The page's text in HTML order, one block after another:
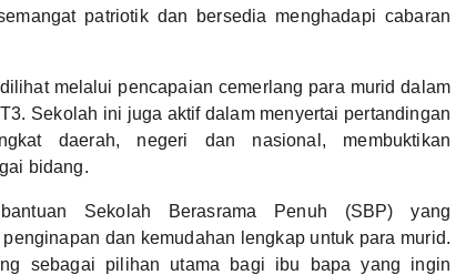
patriotik dan bersedia menghadapi cabaran
melalui pencapaian cemerlang para murid dalam
Sekolah ini juga aktif dalam menyertai pertandingan
daerah, negeri dan nasional, membuktikan
bidang.
Sekolah Berasrama Penuh (SBP) yang
dan kemudahan lengkap untuk para murid.
sebagai pilihan utama bagi ibu bapa yang ingin